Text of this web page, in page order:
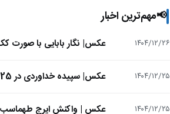
📢مهم‌ترین اخبار
۱۴۰۴/۱۲/۲۶ عکس| نگار بابایی با صورت
۱۴۰۴/۱۲/۲۵ عکس| سپیده خداوردی در 25 سالگی در اولین فیلمش در کنار شهاب حسینی
۱۴۰۴/۱۲/۲۵ عکس | واکنش ایرج طهماسب